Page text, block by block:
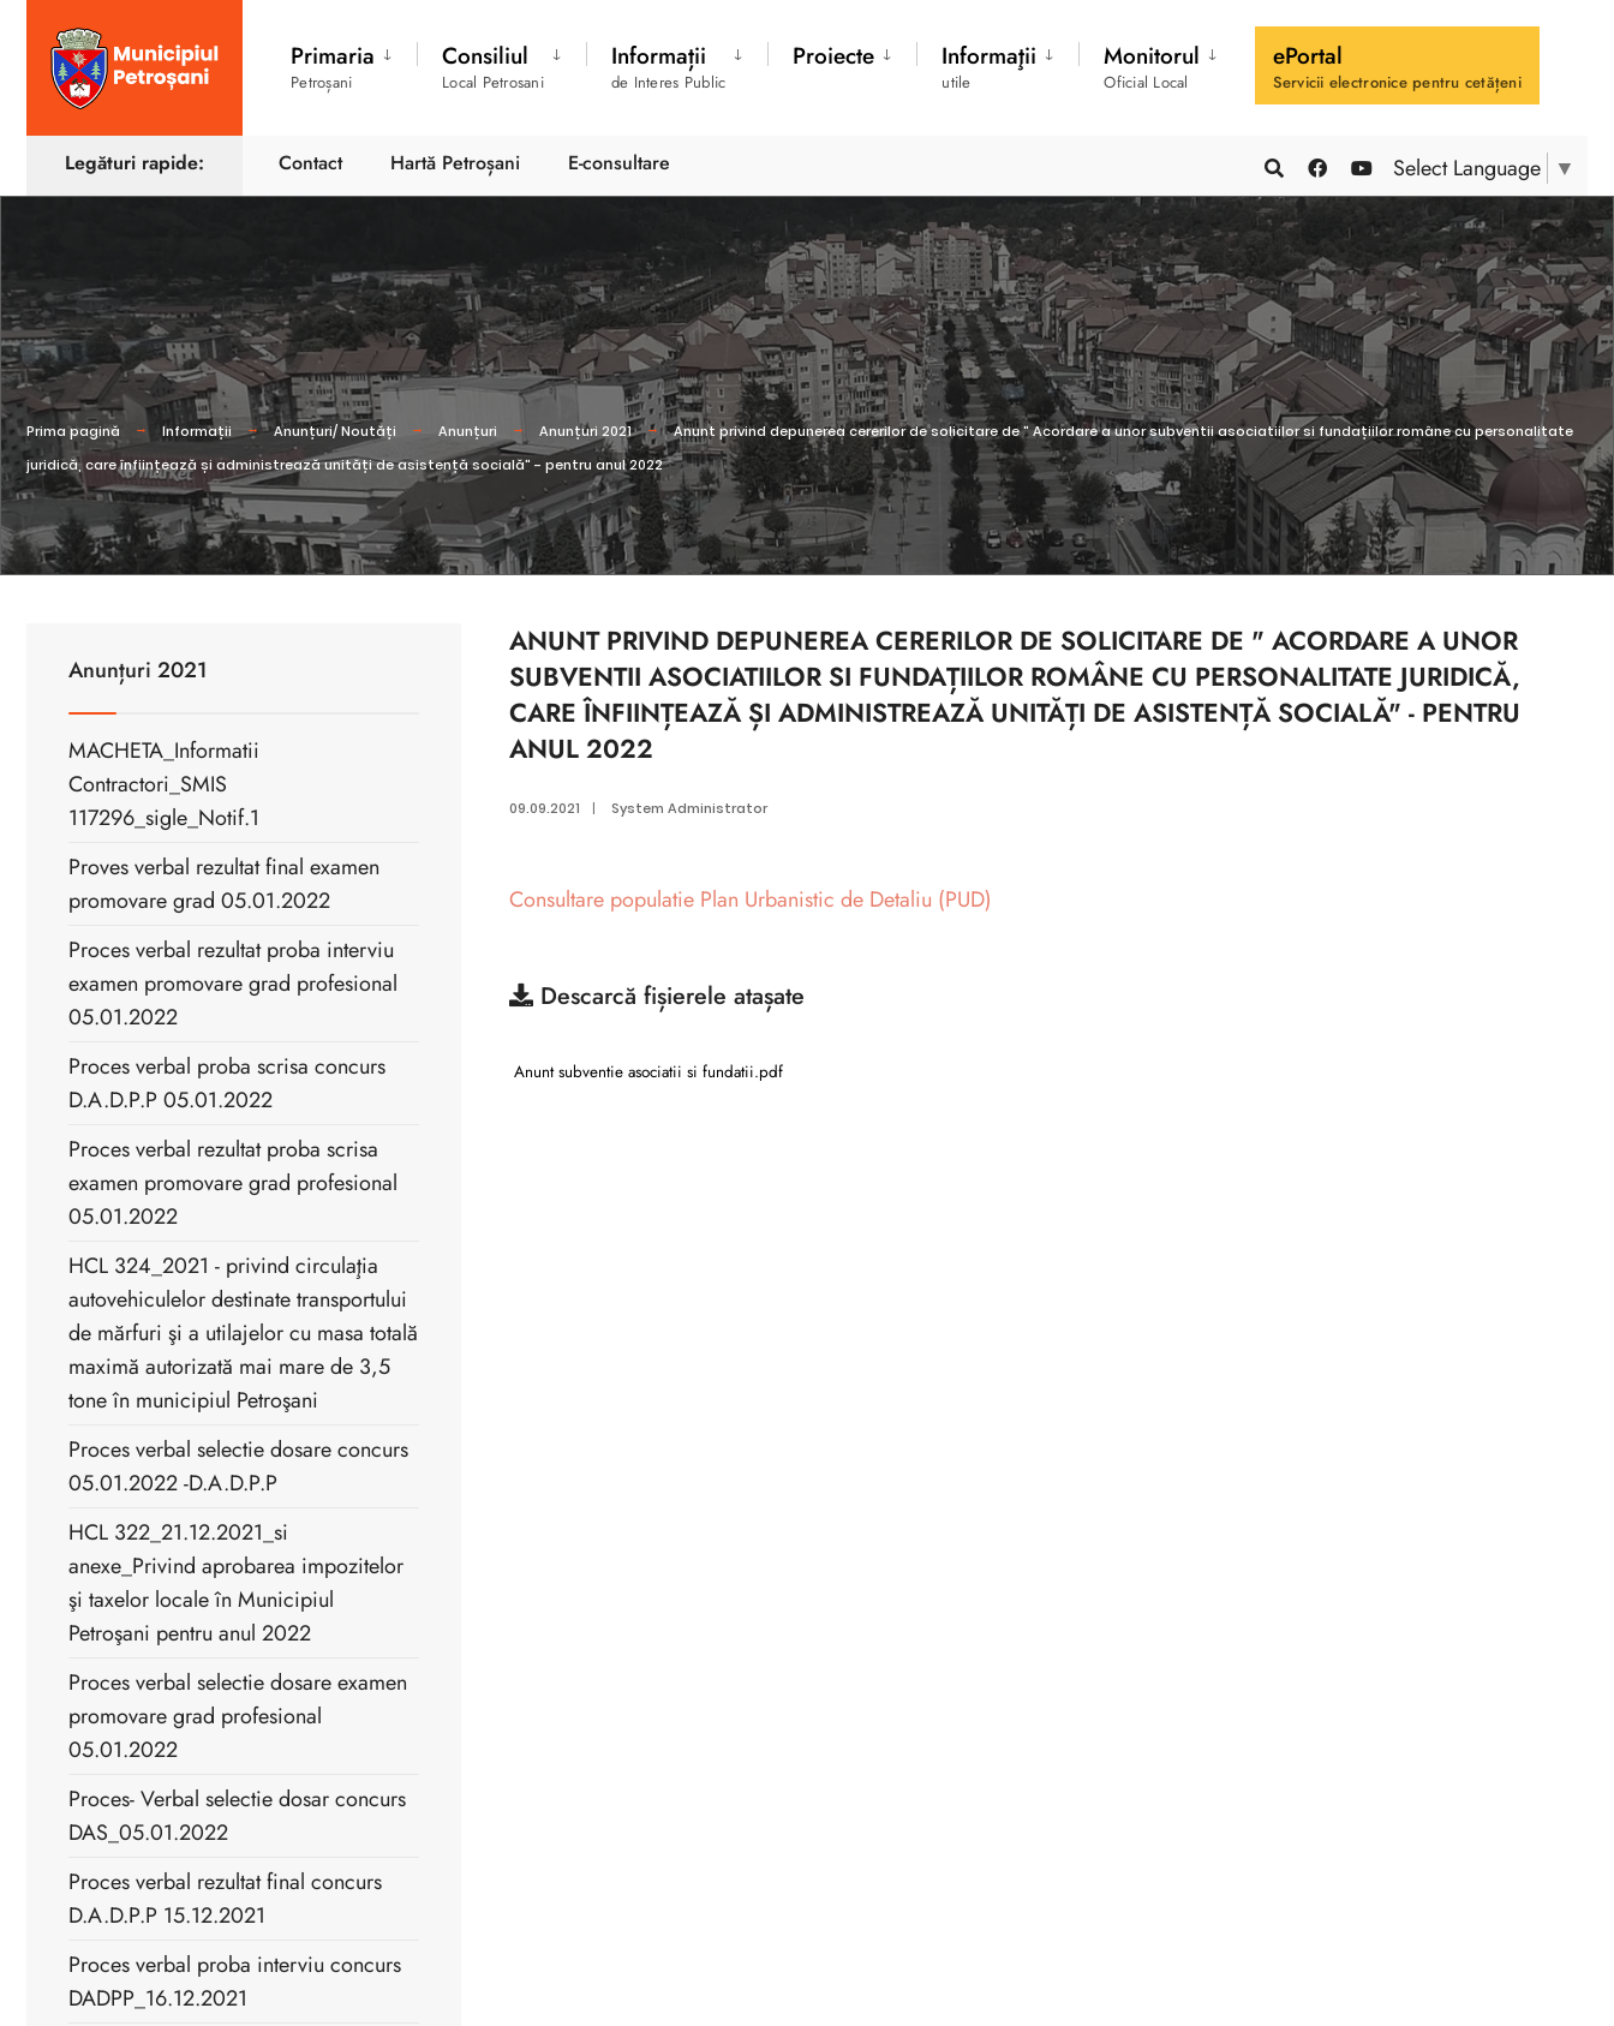
Primaria
Petroșani
Consiliul
Local Petrosani
Informații
de Interes Public
Proiecte Informaţii
utile
Monitorul
Oficial Local
ePortal
Servicii electronice pentru cetățeni
Select Language ▼
Legături rapide: Contact Hartă Petroșani E-consultare
Prima pagină Informații Anunțuri/ Noutăți Anunțuri Anunțuri 2021
Anunt privind depunerea cererilor de solicitare de " Acordare a unor subventii asociatiilor si fundațiilor române cu personalitate
juridică, care înființează și administrează unități de asistență socială" - pentru anul 2022
ANUNT PRIVIND DEPUNEREA CERERILOR DE SOLICITARE DE " ACORDARE A UNOR
SUBVENTII ASOCIATIILOR SI FUNDAȚIILOR ROMÂNE CU PERSONALITATE JURIDICĂ,
CARE ÎNFIINȚEAZĂ ȘI ADMINISTREAZĂ UNITĂȚI DE ASISTENȚĂ SOCIALĂ" - PENTRU
ANUL 2022
09.09.2021 | System Administrator
Consultare populatie Plan Urbanistic de Detaliu (PUD)
Descarcă fișierele atașate
Anunt subventie asociatii si fundatii.pdf
Anunțuri 2021
MACHETA_Informatii
Contractori_SMIS
117296_sigle_Notif.1
Proves verbal rezultat final examen
promovare grad 05.01.2022
Proces verbal rezultat proba interviu
examen promovare grad profesional
05.01.2022
Proces verbal proba scrisa concurs
D.A.D.P.P 05.01.2022
Proces verbal rezultat proba scrisa
examen promovare grad profesional
05.01.2022
HCL 324_2021 - privind circulaţia
autovehiculelor destinate transportului
de mărfuri şi a utilajelor cu masa totală
maximă autorizată mai mare de 3,5
tone în municipiul Petroşani
Proces verbal selectie dosare concurs
05.01.2022 -D.A.D.P.P
HCL 322_21.12.2021_si
anexe_Privind aprobarea impozitelor
şi taxelor locale în Municipiul
Petroşani pentru anul 2022
Proces verbal selectie dosare examen
promovare grad profesional
05.01.2022
Proces- Verbal selectie dosar concurs
DAS_05.01.2022
Proces verbal rezultat final concurs
D.A.D.P.P 15.12.2021
Proces verbal proba interviu concurs
DADPP_16.12.2021